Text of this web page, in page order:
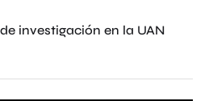
investigación en la UAN